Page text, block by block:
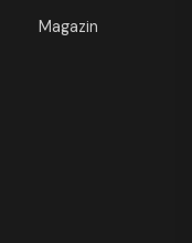
Magazin